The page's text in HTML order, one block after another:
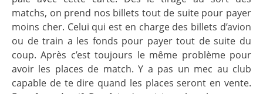
matchs, on prend nos billets tout de suite pour payer
moins cher. Celui qui est en charge des billets d’avion
ou de train a les fonds pour payer tout de suite du
coup. Après c’est toujours le même problème pour
avoir les places de match. Y a pas un mec au club
capable de te dire quand les places seront en vente.